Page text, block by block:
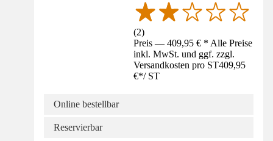
(2)
Preis — 409,95 € * Alle Preise
inkl. MwSt. und ggf. zzgl.
Versandkosten pro ST409,95
€*/ ST
Online bestellbar
Reservierbar